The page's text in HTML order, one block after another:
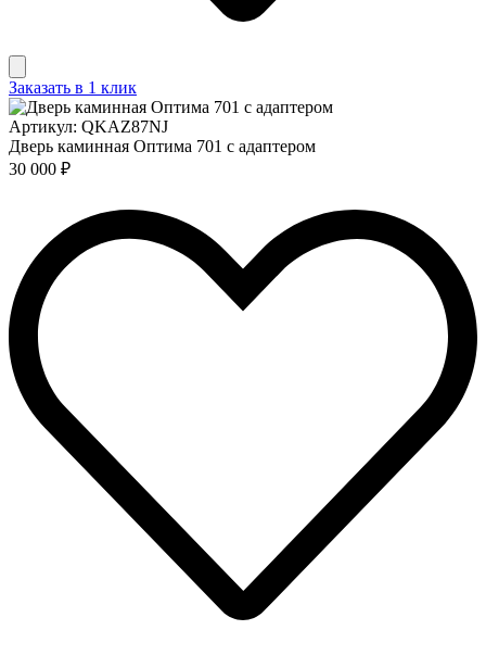
Заказать в 1 клик
Артикул: QKAZ87NJ
Дверь каминная Оптима 701 с адаптером
30 000 ₽